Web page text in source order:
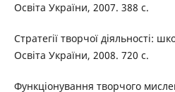
Освіта України, 2007. 388 с.
Стратегії творчої діяльності:
Освіта України, 2008. 720 с.
Функціонування творчого